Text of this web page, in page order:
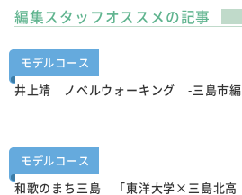
編集スタッフオススメの記事
モデルコース
井上靖 ノベルウォーキング -三島市
モデルコース
和歌のまち三島 「東洋大学×三島北高